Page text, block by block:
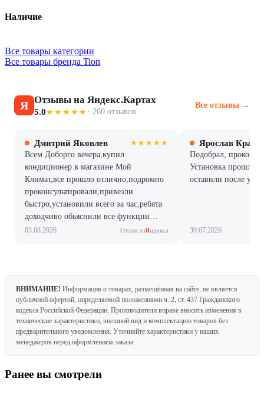
Наличие
Все товары категории
Все товары бренда Tion
Я Отзывы на Яндекс.Картах
5.0★★★★★ · 260 отзывов
Все отзывы →
Дмитрий Яковлев
★★★★★
Всем Доборго вечера,купил
кондиционер в магазине Мой
Климат,все прошло отлично,подромно
проконсультировали,привезли
быстро,установили всего за час,ребята
доходчиво обьяснили все функции
кондера. Я очень рад,всем рекомендую!
03.08.2026 Отзыв изЯндекса
Ярослав
Подобрал,
Установка прошла
оставили после
30.07.2026
ВНИМАНИЕ! Информация о товарах, размещённая на сайте, не является
публичной офертой, определяемой положениями ч. 2, ст. 437 Гражданского
кодекса Российской Федерации. Производители вправе вносить изменения в
технические характеристики, внешний вид и комплектацию товаров без
предварительного уведомления. Уточняйте характеристики у наших
менеджеров перед оформлением заказа.
Ранее вы смотрели